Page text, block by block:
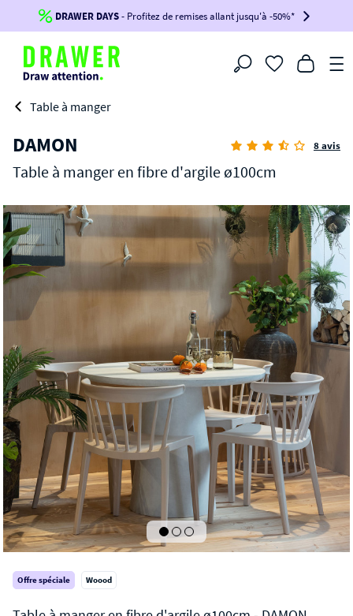
Jusqu'à-100€*sur votre commande !
BIKINI100
-voir conditions en bas de page-
DRAWER DAYS- Profitez de remises allant jusqu'à -50%*
Filtrer
Table à manger
DAMON
Table à manger en fibre d'argile ø100cm
8 avis
Offre spéciale Woood